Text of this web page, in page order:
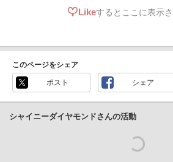
Likeするとここに表示さ
このページをシェア
ポスト シェア
シャイニーダイヤモンドさんの活動